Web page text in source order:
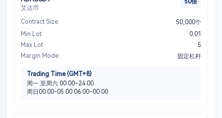
艾达币
50倍
Contract Size
50,000个
Min Lot
0.01
Max Lot
5
Margin Mode
固定杠杆
Trading Time (GMT+8)
周一 至周六 00:00–24:00
周日00:00-05:00 06:00–00:00